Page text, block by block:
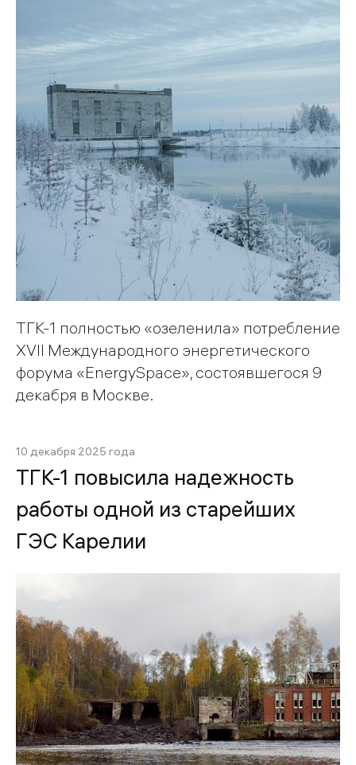
ТГК-1 полностью «озеленила» потребление
XVII Международного энергетического
форума «EnergySpace», состоявшегося 9
декабря в Москве.
10 декабря 2025 года
ТГК-1 повысила надежность
работы одной из старейших
ГЭС Карелии